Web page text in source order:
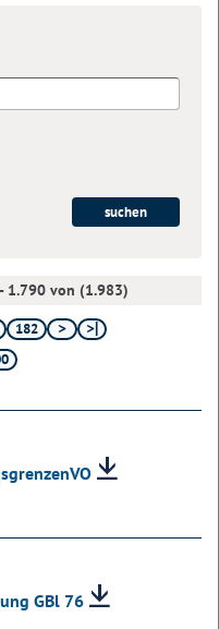
1.790 von (1.983)
182
GBl 76